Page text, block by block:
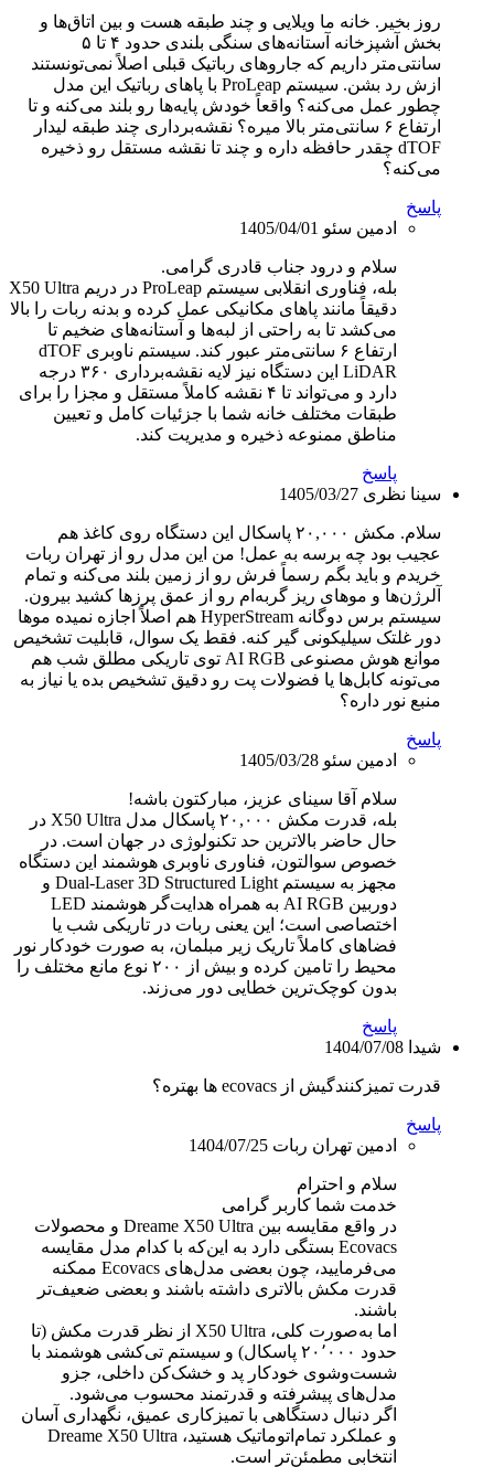
روز بخیر. خانه ما ویلایی و چند طبقه هست و بین اتاق‌ها و
بخش آشپزخانه آستانه‌های سنگی بلندی حدود ۴ تا ۵
سانتی‌متر داریم که جاروهای رباتیک قبلی اصلاً نمی‌تونستند
ازش رد بشن. سیستم ProLeap با پاهای رباتیک این مدل
چطور عمل می‌کنه؟ واقعاً خودش پایه‌ها رو بلند می‌کنه و تا
ارتفاع ۶ سانتی‌متر بالا میره؟ نقشه‌برداری چند طبقه لیدار
dTOF چقدر حافظه داره و چند تا نقشه مستقل رو ذخیره
می‌کنه؟
پاسخ
ادمین سئو 1405/04/01
سلام و درود جناب قادری گرامی.
بله، فناوری انقلابی سیستم ProLeap در دریم X50 Ultra
دقیقاً مانند پاهای مکانیکی عمل کرده و بدنه ربات را بالا
می‌کشد تا به راحتی از لبه‌ها و آستانه‌های ضخیم تا
ارتفاع ۶ سانتی‌متر عبور کند. سیستم ناوبری dTOF
LiDAR این دستگاه نیز لایه نقشه‌برداری ۳۶۰ درجه
دارد و می‌تواند تا ۴ نقشه کاملاً مستقل و مجزا را برای
طبقات مختلف خانه شما با جزئیات کامل و تعیین
مناطق ممنوعه ذخیره و مدیریت کند.
پاسخ
سینا نظری 1405/03/27
سلام. مکش ۲۰,۰۰۰ پاسکال این دستگاه روی کاغذ هم
عجیب بود چه برسه به عمل! من این مدل رو از تهران ربات
خریدم و باید بگم رسماً فرش رو از زمین بلند می‌کنه و تمام
آلرژن‌ها و موهای ریز گربه‌ام رو از عمق پرزها کشید بیرون.
سیستم برس دوگانه HyperStream هم اصلاً اجازه نمیده موها
دور غلتک سیلیکونی گیر کنه. فقط یک سوال، قابلیت تشخیص
موانع هوش مصنوعی AI RGB توی تاریکی مطلق شب هم
می‌تونه کابل‌ها یا فضولات پت رو دقیق تشخیص بده یا نیاز به
منبع نور داره؟
پاسخ
ادمین سئو 1405/03/28
سلام آقا سینای عزیز، مبارکتون باشه!
بله، قدرت مکش ۲۰,۰۰۰ پاسکال مدل X50 Ultra در
حال حاضر بالاترین حد تکنولوژی در جهان است. در
خصوص سوالتون، فناوری ناوبری هوشمند این دستگاه
مجهز به سیستم Dual-Laser 3D Structured Light و
دوربین AI RGB به همراه هدایت‌گر هوشمند LED
اختصاصی است؛ این یعنی ربات در تاریکی شب یا
فضاهای کاملاً تاریک زیر مبلمان، به صورت خودکار نور
محیط را تامین کرده و بیش از ۲۰۰ نوع مانع مختلف را
بدون کوچک‌ترین خطایی دور می‌زند.
پاسخ
شیدا 1404/07/08
قدرت تمیزکنندگیش از ecovacs ها بهتره؟
پاسخ
ادمین تهران ربات 1404/07/25
سلام و احترام
خدمت شما کاربر گرامی
در واقع مقایسه بین Dreame X50 Ultra و محصولات
Ecovacs بستگی دارد به این‌که با کدام مدل مقایسه
می‌فرمایید، چون بعضی مدل‌های Ecovacs ممکنه
قدرت مکش بالاتری داشته باشند و بعضی ضعیف‌تر
باشند.
اما به‌صورت کلی، X50 Ultra از نظر قدرت مکش (تا
حدود ۲۰٬۰۰۰ پاسکال) و سیستم تی‌کشی هوشمند با
شست‌وشوی خودکار پد و خشک‌کن داخلی، جزو
مدل‌های پیشرفته و قدرتمند محسوب می‌شود.
اگر دنبال دستگاهی با تمیزکاری عمیق، نگهداری آسان
و عملکرد تمام‌اتوماتیک هستید، Dreame X50 Ultra
انتخابی مطمئن‌تر است.